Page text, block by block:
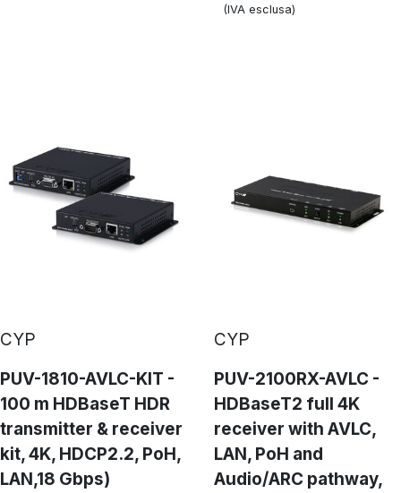
(IVA esclusa)
CYP
PUV-1810-AVLC-KIT -
100 m HDBaseT HDR
transmitter & receiver
kit, 4K, HDCP2.2, PoH,
LAN,18 Gbps)
CYP
PUV-2100RX-AVLC -
HDBaseT2 full 4K
receiver with AVLC,
LAN, PoH and
Audio/ARC pathway,